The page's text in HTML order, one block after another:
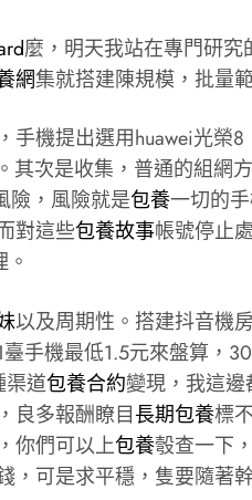
麼，明天我站在專門研
網集就搭建陳規模，批量
手機提出選用huawei光榮
次是收集，普通的組網
險，風險就是包養一切的
對這些包養故事帳號停止
以及周期性。搭建抖音機
手機最低1.5元來盤算
渠道包養合約變現，我這
良多報酬瞭目長期包養標
你們可以上包養彀查一下
可是求平穩，隻要隨著幹